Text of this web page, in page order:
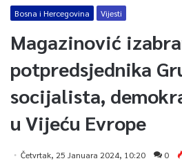
Bosna i Hercegovina Vijesti
Magazinović
potpredsjednika
socijalista,
u Vijeću Evrope
Četvrtak, 25 Januara 2024, 10:20 0